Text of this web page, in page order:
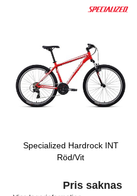
Specialized Hardrock INT
Röd/Vit
Pris saknas